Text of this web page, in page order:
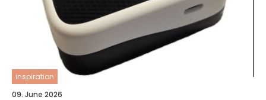
inspiration
09. June 2026